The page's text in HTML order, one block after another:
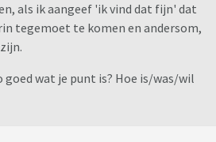
als ik aangeef 'ik vind dat fijn' dat
tegemoet te komen en andersom,
wat je punt is? Hoe is/was/wil